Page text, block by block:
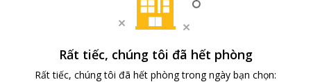
Rất tiếc, chúng tôi đã hết phòng
Rất tiếc, chúng tôi đã hết phòng trong ngày bạn chọn: